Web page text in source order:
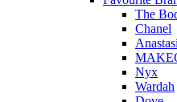
The
Chanel
Nyx
Wardah